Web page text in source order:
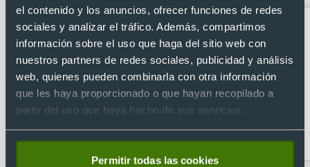
el contenido y los anuncios, ofrecer funciones de redes
sociales y analizar el tráfico. Además, compartimos
información sobre el uso que haga del sitio web con
nuestros partners de redes sociales, publicidad y análisis
web, quienes pueden combinarla con otra información
que les haya proporcionado o que hayan recopilado a
partir del uso que haya hecho de sus servicios.
Permitir todas las cookies
personalizados